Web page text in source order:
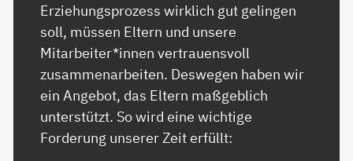
Erziehungsprozess wirklich gut gelingen
soll, müssen Eltern und unsere
Mitarbeiter*innen vertrauensvoll
zusammenarbeiten. Deswegen haben wir
ein Angebot, das Eltern maßgeblich
unterstützt. So wird eine wichtige
Forderung unserer Zeit erfüllt: